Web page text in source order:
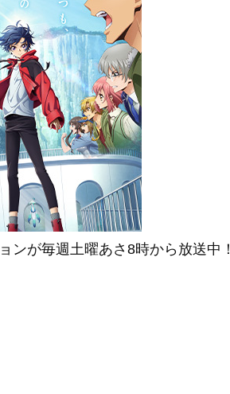
ンが毎週土曜あさ8時から放送中！
する